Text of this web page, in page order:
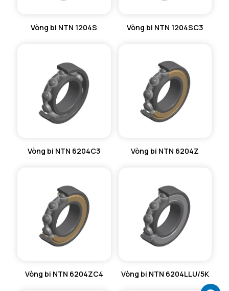
GỐI ĐỠ 2 NỬA NTN
MÁY GIA NHIỆT NTN
Vòng bi NTN 1204S Vòng bi NTN 1204SC3
Vòng bi NTN 6204C3 Vòng bi NTN 6204Z
Vòng bi NTN 6204ZC4 Vòng bi NTN 6204LLU/5K